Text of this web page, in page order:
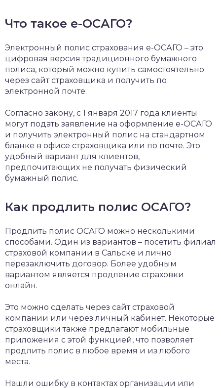
Что такое е-ОСАГО?
Электронный полис страхования е-ОСАГО – это
цифровая версия традиционного бумажного
полиса, который можно купить самостоятельно
через сайт страховщика и получить по
электронной почте.
Согласно закону, с 1 января 2017 года клиенты
могут подать заявление на оформление е-ОСАГО
и получить электронный полис на стандартном
бланке в офисе страховщика или по почте. Это
удобный вариант для клиентов,
предпочитающих не получать физический
бумажный полис.
Как продлить полис ОСАГО?
Продлить полис ОСАГО можно несколькими
способами. Один из вариантов – посетить филиал
страховой компании в Сальске и лично
перезаключить договор. Более удобным
вариантом является продление страховки
онлайн.
Это можно сделать через сайт страховой
компании или через личный кабинет. Некоторые
страховщики также предлагают мобильные
приложения с этой функцией, что позволяет
продлить полис в любое время и из любого
места.
Нашли ошибку в контактах организации или